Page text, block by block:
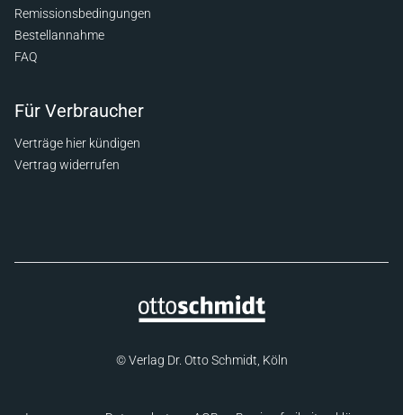
Remissionsbedingungen
Bestellannahme
FAQ
Für Verbraucher
Verträge hier kündigen
Vertrag widerrufen
© Verlag Dr. Otto Schmidt, Köln